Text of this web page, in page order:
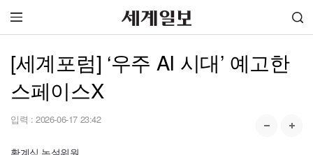
[세계포럼] ‘우주 AI 시대’ 예고한
스페이스X
입력 : 2026-06-17 23:42
황계식 논설위원